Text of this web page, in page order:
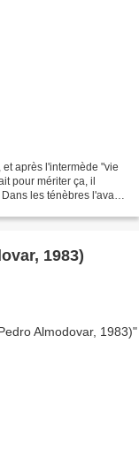
après l'intermède "vie
pour mériter ça, il
les ténèbres l'avait
1983)